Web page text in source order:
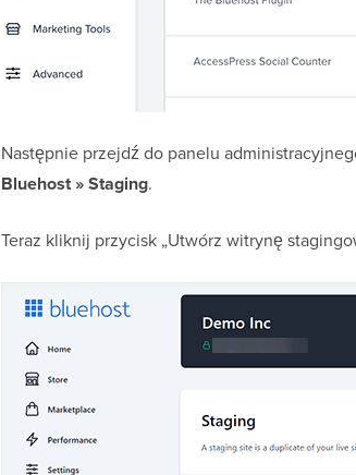
Następnie przejdź do panelu
Bluehost » Staging.
Teraz kliknij przycisk „Utwórz witrynę